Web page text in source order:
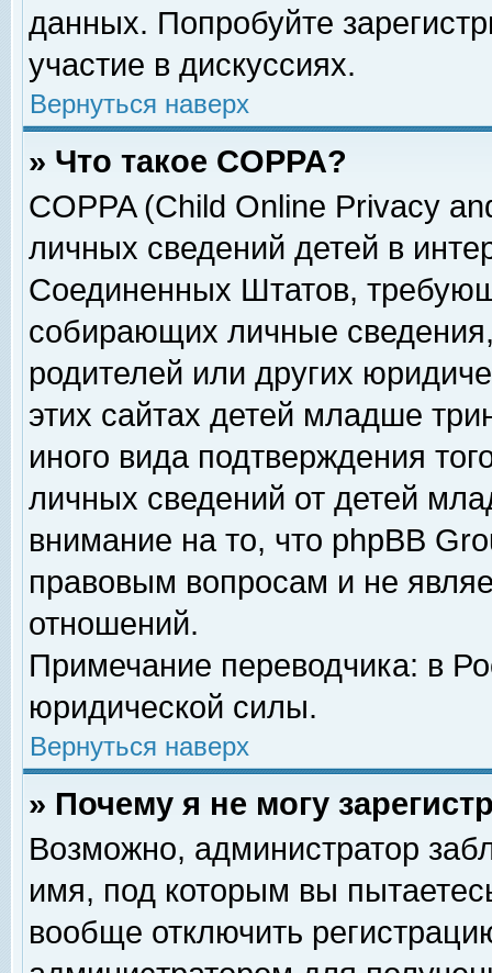
данных. Попробуйте
участие в дискуссиях.
Вернуться наверх
» Что такое COPPA?
COPPA (Child Online Privacy
личных сведений детей в
Соединенных Штатов,
собирающих личные
родителей или других
этих сайтах детей младше
иного вида подтверждения
личных сведений от детей
внимание на то, что phpBB
правовым вопросам и не
отношений.
Примечание переводчика: в
юридической силы.
Вернуться наверх
» Почему я не могу
Возможно, администратор
имя, под которым вы
вообще отключить